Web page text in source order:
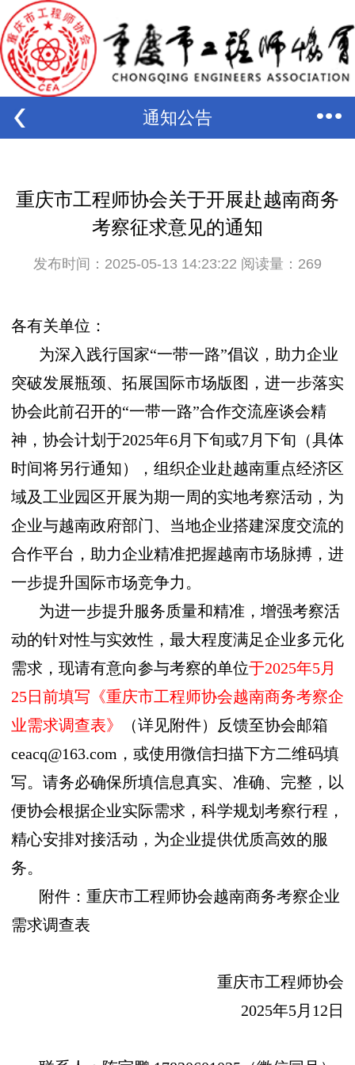
通知公告
重庆市工程师协会关于开展赴越南商务
考察征求意见的通知
发布时间：2025-05-13 14:23:22 阅读量： 269
各有关单位：
为深入践行国家“一带一路”倡议，助力企业
突破发展瓶颈、拓展国际市场版图，进一步落实
协会此前召开的“一带一路”合作交流座谈会精
神，协会计划于2025年6月下旬或7月下旬（具体
时间将另行通知），组织企业赴越南重点经济区
域及工业园区开展为期一周的实地考察活动，为
企业与越南政府部门、当地企业搭建深度交流的
合作平台，助力企业精准把握越南市场脉搏，进
一步提升国际市场竞争力。
为进一步提升服务质量和精准，增强考察活
动的针对性与实效性，最大程度满足企业多元化
需求，现请有意向参与考察的单位于2025年5月
25日前填写《重庆市工程师协会越南商务考察企
业需求调查表》
（详见附件）反馈至协会邮箱
ceacq@163.com，或使用微信扫描下方二维码填
写。请务必确保所填信息真实、准确、完整，以
便协会根据企业实际需求，科学规划考察行程，
精心安排对接活动，为企业提供优质高效的服
务。
附件：重庆市工程师协会越南商务考察企业
需求调查表
重庆市工程师协会
2025年5月12日